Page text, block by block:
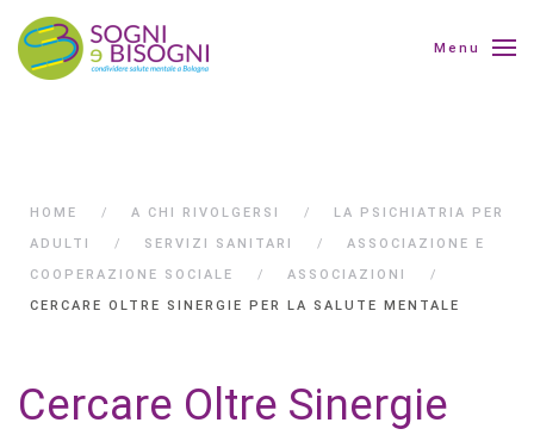
Menu
HOME A CHI RIVOLGERSI
LA PSICHIATRIA PER
ADULTI
SERVIZI SANITARI
ASSOCIAZIONE E
COOPERAZIONE SOCIALE
ASSOCIAZIONI
CERCARE OLTRE SINERGIE PER LA SALUTE MENTALE
Cercare Oltre Sinergie